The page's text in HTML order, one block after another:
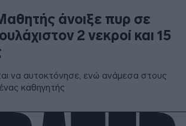
άνοιξε πυρ σε
2 νεκροί και 15
να αυτοκτόνησε, ενώ ανάμεσα στους
καθηγητής